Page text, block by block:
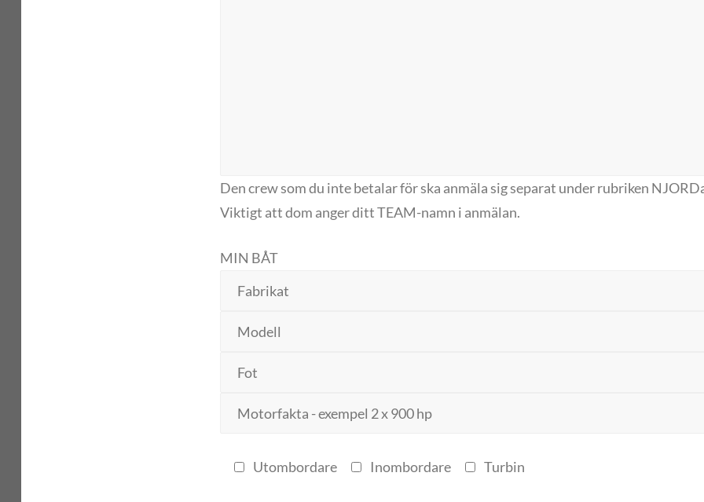
Den crew som du inte betalar för ska anmäla sig separat under rubriken
Viktigt att dom anger ditt TEAM-namn i anmälan.
MIN BÅT
Utombordare Inombordare Turbin